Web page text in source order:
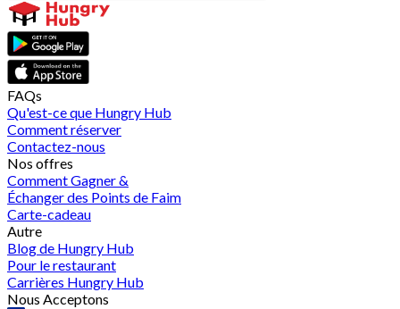
FAQs
Qu'est-ce que Hungry Hub
Comment réserver
Contactez-nous
Nos offres
Comment Gagner &
Échanger des Points de Faim
Carte-cadeau
Autre
Blog de Hungry Hub
Pour le restaurant
Carrières Hungry Hub
Nous Acceptons